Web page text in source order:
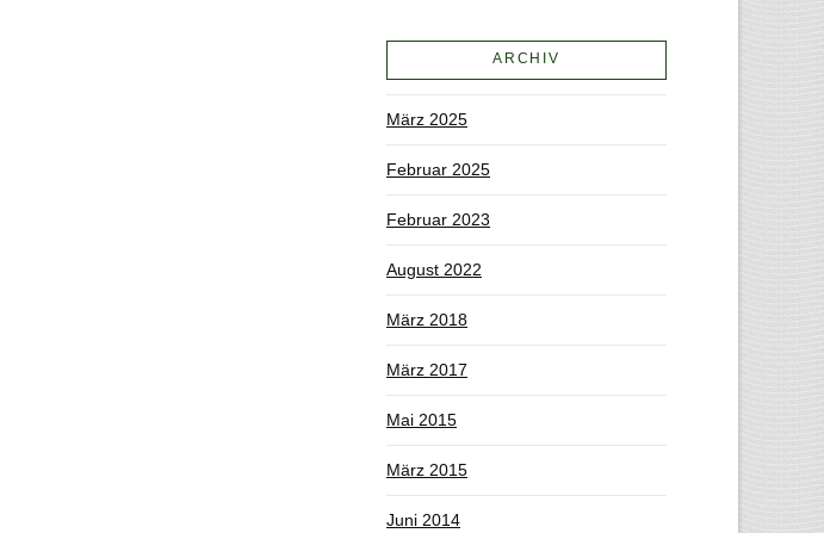
ARCHIV
März 2025
Februar 2025
Februar 2023
August 2022
März 2018
März 2017
Mai 2015
März 2015
Juni 2014